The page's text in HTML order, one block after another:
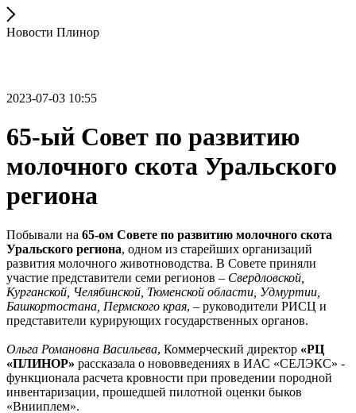
Новости Плинор
2023-07-03 10:55
65-ый Совет по развитию
молочного скота Уральского
региона
Побывали на 65-ом Совете по развитию молочного скота
Уральского региона, одном из старейших организаций
развития молочного животноводства. В Совете приняли
участие представители семи регионов – Свердловской,
Курганской, Челябинской, Тюменской области, Удмуртии,
Башкортостана, Пермского края, – руководители РИСЦ и
представители курирующих государственных органов.
Ольга Романовна Васильева, Коммерческий директор «РЦ
«ПЛИНОР» рассказала о нововведениях в ИАС «СЕЛЭКС» -
функционала расчета кровности при проведении породной
инвентаризации, прошедшей пилотной оценки быков
«Внииплем».